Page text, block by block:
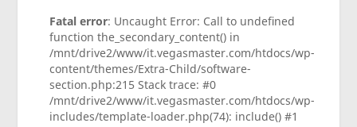
Fatal error: Uncaught Error: Call to undefined
function the_secondary_content() in
/mnt/drive2/www/it.vegasmaster.com/htdocs/wp-
content/themes/Extra-Child/software-
section.php:215 Stack trace: #0
/mnt/drive2/www/it.vegasmaster.com/htdocs/wp-
includes/template-loader.php(74): include() #1